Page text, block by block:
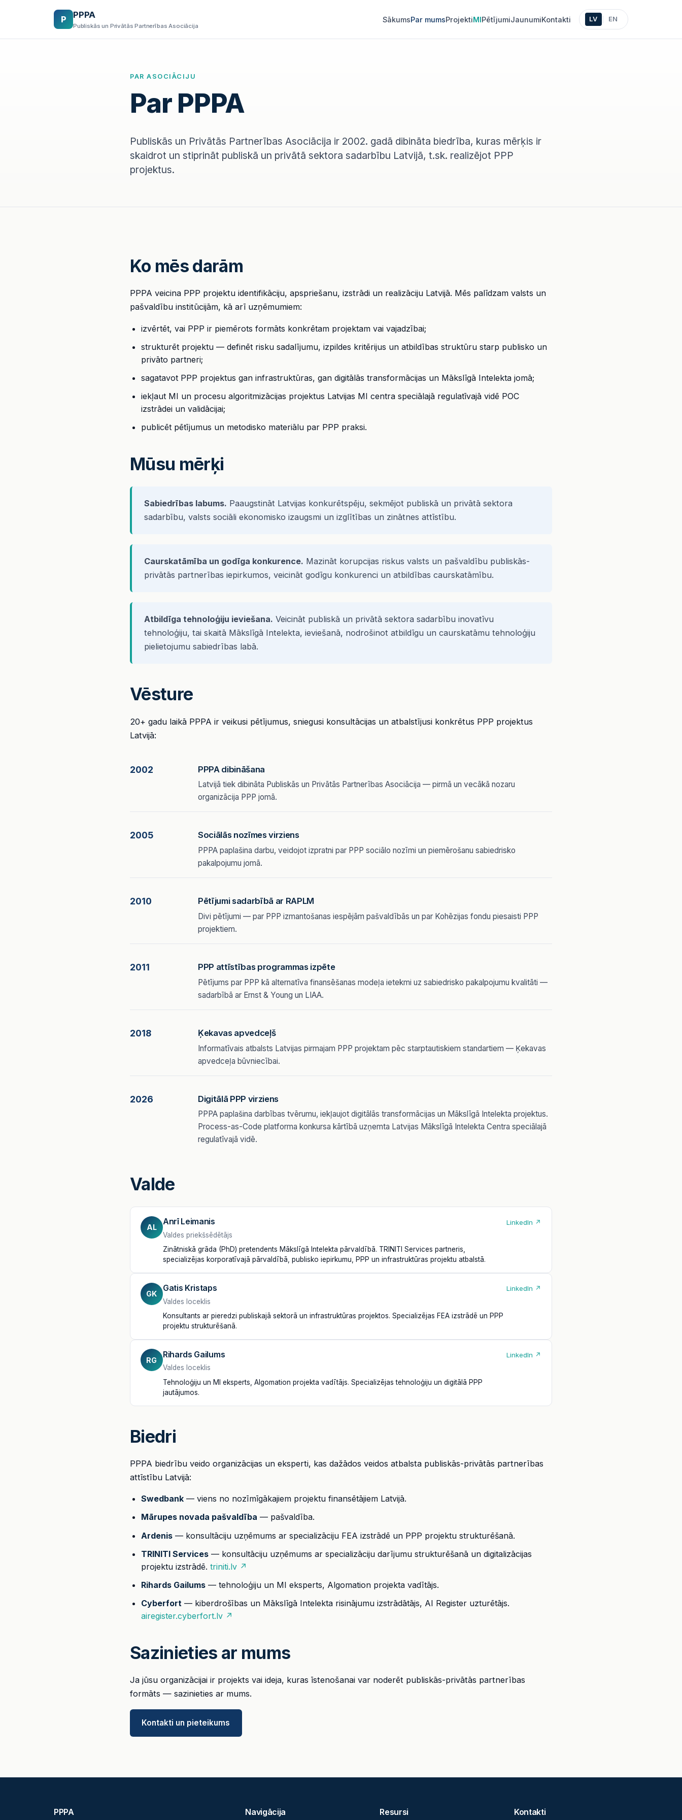
P PPPA
Publiskās un Privātās Partnerības Asociācija
SākumsPar mumsProjektiMIPētījumiJaunumiKontakti LV EN
PAR ASOCIĀCIJU
Par PPPA
Publiskās un Privātās Partnerības Asociācija ir 2002. gadā dibināta biedrība, kuras mērķis ir
skaidrot un stiprināt publiskā un privātā sektora sadarbību Latvijā, t.sk. realizējot PPP
projektus.
Ko mēs darām
PPPA veicina PPP projektu identifikāciju, apspriešanu, izstrādi un realizāciju Latvijā. Mēs palīdzam valsts un
pašvaldību institūcijām, kā arī uzņēmumiem:
izvērtēt, vai PPP ir piemērots formāts konkrētam projektam vai vajadzībai;
strukturēt projektu — definēt risku sadalījumu, izpildes kritērijus un atbildības struktūru starp publisko un
privāto partneri;
sagatavot PPP projektus gan infrastruktūras, gan digitālās transformācijas un Mākslīgā Intelekta jomā;
iekļaut MI un procesu algoritmizācijas projektus Latvijas MI centra speciālajā regulatīvajā vidē POC
izstrādei un validācijai;
publicēt pētījumus un metodisko materiālu par PPP praksi.
Mūsu mērķi
Sabiedrības labums. Paaugstināt Latvijas konkurētspēju, sekmējot publiskā un privātā sektora
sadarbību, valsts sociāli ekonomisko izaugsmi un izglītības un zinātnes attīstību.
Caurskatāmība un godīga konkurence. Mazināt korupcijas riskus valsts un pašvaldību publiskās-
privātās partnerības iepirkumos, veicināt godīgu konkurenci un atbildības caurskatāmību.
Atbildīga tehnoloģiju ieviešana. Veicināt publiskā un privātā sektora sadarbību inovatīvu
tehnoloģiju, tai skaitā Mākslīgā Intelekta, ieviešanā, nodrošinot atbildīgu un caurskatāmu tehnoloģiju
pielietojumu sabiedrības labā.
Vēsture
20+ gadu laikā PPPA ir veikusi pētījumus, sniegusi konsultācijas un atbalstījusi konkrētus PPP projektus
Latvijā:
2002 PPPA dibināšana
Latvijā tiek dibināta Publiskās un Privātās Partnerības Asociācija — pirmā un vecākā nozaru
organizācija PPP jomā.
2005 Sociālās nozīmes virziens
PPPA paplašina darbu, veidojot izpratni par PPP sociālo nozīmi un piemērošanu sabiedrisko
pakalpojumu jomā.
2010 Pētījumi sadarbībā ar RAPLM
Divi pētījumi — par PPP izmantošanas iespējām pašvaldībās un par Kohēzijas fondu piesaisti PPP
projektiem.
2011 PPP attīstības programmas izpēte
Pētījums par PPP kā alternatīva finansēšanas modeļa ietekmi uz sabiedrisko pakalpojumu kvalitāti —
sadarbībā ar Ernst & Young un LIAA.
2018 Ķekavas apvedceļš
Informatīvais atbalsts Latvijas pirmajam PPP projektam pēc starptautiskiem standartiem — Ķekavas
apvedceļa būvniecībai.
2026 Digitālā PPP virziens
PPPA paplašina darbības tvērumu, iekļaujot digitālās transformācijas un Mākslīgā Intelekta projektus.
Process-as-Code platforma konkursa kārtībā uzņemta Latvijas Mākslīgā Intelekta Centra speciālajā
regulatīvajā vidē.
Valde
AL
Anrī Leimanis
Valdes priekšsēdētājs
Zinātniskā grāda (PhD) pretendents Mākslīgā Intelekta pārvaldībā. TRINITI Services partneris,
specializējas korporatīvajā pārvaldībā, publisko iepirkumu, PPP un infrastruktūras projektu atbalstā.
LinkedIn ↗
GK
Gatis Kristaps
Valdes loceklis
Konsultants ar pieredzi publiskajā sektorā un infrastruktūras projektos. Specializējas FEA izstrādē un PPP
projektu strukturēšanā.
LinkedIn ↗
RG
Rihards Gailums
Valdes loceklis
Tehnoloģiju un MI eksperts, Algomation projekta vadītājs. Specializējas tehnoloģiju un digitālā PPP
jautājumos.
LinkedIn ↗
Biedri
PPPA biedrību veido organizācijas un eksperti, kas dažādos veidos atbalsta publiskās-privātās partnerības
attīstību Latvijā:
Swedbank — viens no nozīmīgākajiem projektu finansētājiem Latvijā.
Mārupes novada pašvaldība — pašvaldība.
Ardenis — konsultāciju uzņēmums ar specializāciju FEA izstrādē un PPP projektu strukturēšanā.
TRINITI Services — konsultāciju uzņēmums ar specializāciju darījumu strukturēšanā un digitalizācijas
projektu izstrādē.triniti.lv ↗
Rihards Gailums — tehnoloģiju un MI eksperts, Algomation projekta vadītājs.
Cyberfort — kiberdrošības un Mākslīgā Intelekta risinājumu izstrādātājs, AI Register uzturētājs.
airegister.cyberfort.lv ↗
Sazinieties ar mums
Ja jūsu organizācijai ir projekts vai ideja, kuras īstenošanai var noderēt publiskās-privātās partnerības
formāts — sazinieties ar mums.
Kontakti un pieteikums
PPPA Navigācija Resursi Kontakti